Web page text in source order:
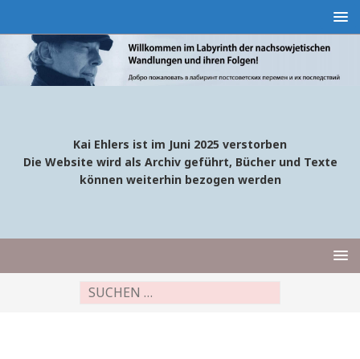
Kai Ehlers ist im Juni 2025 verstorben
Die Website wird als Archiv geführt, Bücher und Texte
können weiterhin bezogen werden